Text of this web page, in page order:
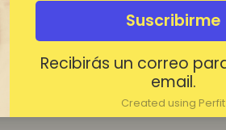
Suscribirme
Recibirás un correo
email.
Created using Perfit
¿Contraseña olvidada?